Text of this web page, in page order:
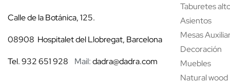
Calle de la Botánica, 125.
08908 Hospitalet del Llobregat, Barcelona
Tel. 932 651 928 Mail:dadra@dadra.com
Taburetes
Asientos
Mesas
Decoración
Muebles
Natural wood